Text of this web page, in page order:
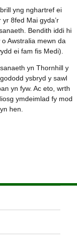
yng nghartref ei
8fed Mai gyda’r
Bendith iddi hi
Awstralia mewn da
ei fam fis Medi).
yn Thornhill y
ysbryd y sawl
yn fyw. Ac eto, wrth
ymdeimlad fy mod
hen.